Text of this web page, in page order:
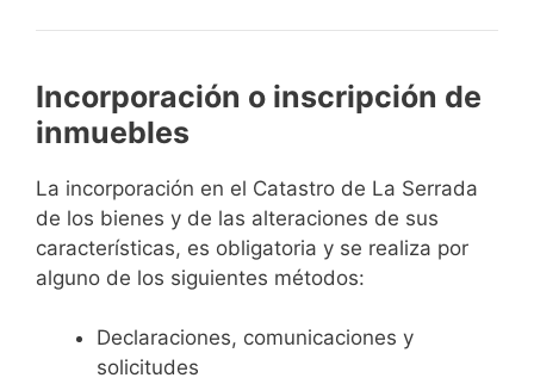
Incorporación o inscripción de
inmuebles
La incorporación en el Catastro de La Serrada
de los bienes y de las alteraciones de sus
características, es obligatoria y se realiza por
alguno de los siguientes métodos:
Declaraciones, comunicaciones y
solicitudes